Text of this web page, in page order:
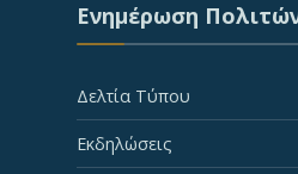
Ενημέρωση
Δελτία Τύπου
Εκδηλώσεις